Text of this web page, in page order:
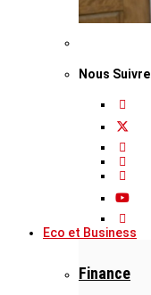
Nous Suivre
Eco et Business
Finance